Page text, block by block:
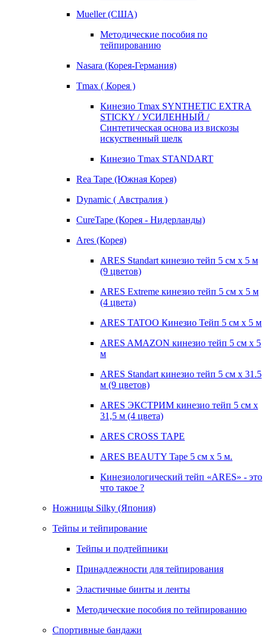
Mueller (США)
Методические пособия по
тейпированию
Nasara (Корея-Германия)
Tmax ( Корея )
Кинезио Tmax SYNTHETIC EXTRA
STICKY / УСИЛЕННЫЙ /
Синтетическая основа из вискозы
искуственный шелк
Кинезио Tmax STANDART
Rea Tape (Южная Корея)
Dynamic ( Австралия )
CureTape (Корея - Нидерланды)
Ares (Корея)
ARES Standart кинезио тейп 5 см х 5 м
(9 цветов)
ARES Extreme кинезио тейп 5 см х 5 м
(4 цвета)
ARES TATOO Кинезио Тейп 5 см х 5 м
ARES AMAZON кинезио тейп 5 см х 5
м
ARES Standart кинезио тейп 5 см х 31.5
м (9 цветов)
ARES ЭКСТРИМ кинезио тейп 5 см х
31,5 м (4 цвета)
ARES CROSS TAPE
ARES BEAUTY Tape 5 см х 5 м.
Кинезиологический тейп «ARES» - это
что такое ?
Ножницы Silky (Япония)
Тейпы и тейпирование
Тейпы и подтейпники
Принадлежности для тейпирования
Эластичные бинты и ленты
Методические пособия по тейпированию
Спортивные бандажи